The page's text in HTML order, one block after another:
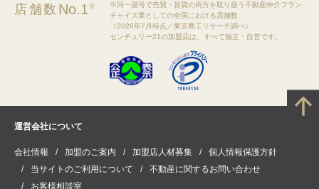
店舗数 No.1※
※同一屋号で売買・賃貸の両方を取り扱う不動産仲介フラン
チャイズ業としての全国における店舗数
（2026年7月時点／東京商工リサーチ調べ）
センチュリー21の加盟店は、すべて独立・自営です。
運営会社について
会社情報 加盟のご案内 加盟店人材募集
個人情報保護方針
当サイトのご利用について
不動産に関するお問い合わせ
お客様相談室